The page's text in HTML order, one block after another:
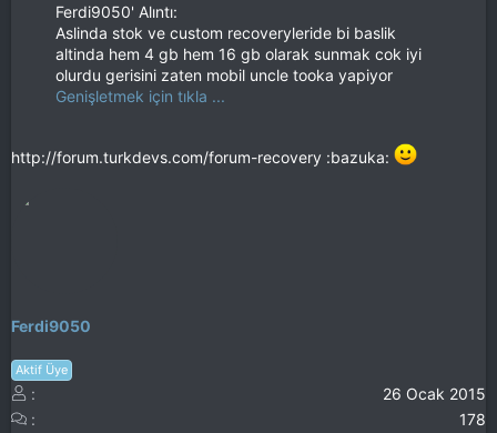
Ferdi9050' Alıntı:
Aslinda stok ve custom recoveryleride bi baslik
altinda hem 4 gb hem 16 gb olarak sunmak cok iyi
olurdu gerisini zaten mobil uncle tooka yapiyor
Genişletmek için tıkla ...
http://forum.turkdevs.com/forum-recovery :bazuka:
Ferdi9050
Aktif Üye
26 Ocak 2015
178